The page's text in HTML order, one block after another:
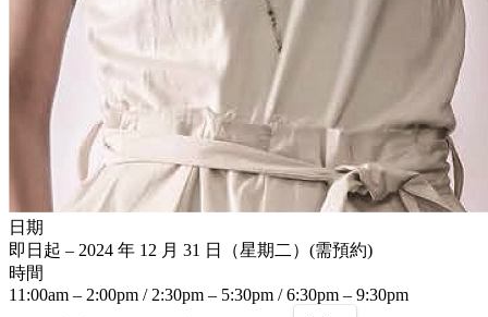
日期
即日起 – 2024 年 12 月 31 日（星期二）(需預約)
時間
11:00am – 2:00pm / 2:30pm – 5:30pm / 6:30pm – 9:30pm